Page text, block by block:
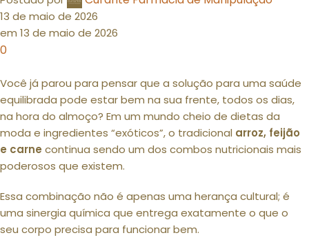
13 de maio de 2026
em 13 de maio de 2026
0
Você já parou para pensar que a solução para uma saúde
equilibrada pode estar bem na sua frente, todos os dias,
na hora do almoço? Em um mundo cheio de dietas da
moda e ingredientes “exóticos”, o tradicional arroz, feijão
e carne continua sendo um dos combos nutricionais mais
poderosos que existem.
Essa combinação não é apenas uma herança cultural; é
uma sinergia química que entrega exatamente o que o
seu corpo precisa para funcionar bem.